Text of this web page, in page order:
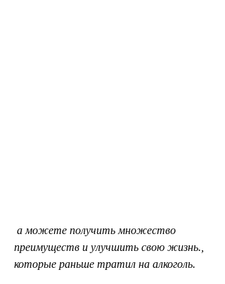
преимуществ и улучшить свою жизнь.,
которые раньше тратил на алкоголь.